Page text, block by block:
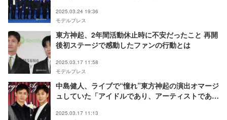
2025.03.24 19:36
モデルプレス
東方神起、2年間活動休止時に不安だったこと 再開
後初ステージで感動したファンの行動とは
2025.03.17 11:58
モデルプレス
中島健人、ライブで“憧れ”東方神起の演出オマージ
ュしていた「アイドルであり、アーティストであ
2025.03.17 11:13